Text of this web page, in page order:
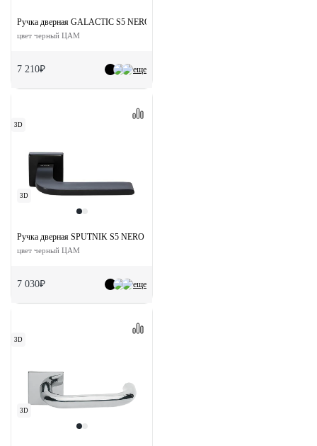
еще
Ручка дверная GALACTIC S5 NERO раздельная на квадртаной розетке
цвет черный ЦАМ
7 210₽
3D
3D
еще
Ручка дверная SPUTNIK S5 NERO раздельная на квадратной розетке
цвет черный ЦАМ
7 030₽
3D
3D